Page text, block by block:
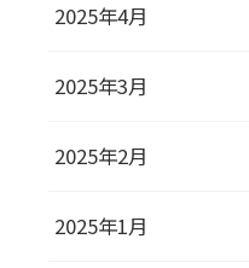
2025年4月
2025年3月
2025年2月
2025年1月